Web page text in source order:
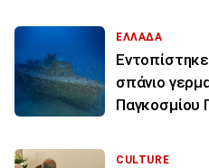
ΕΛΛΑΔΑ
σπάνιο
Παγκοσμίου
CULTURE